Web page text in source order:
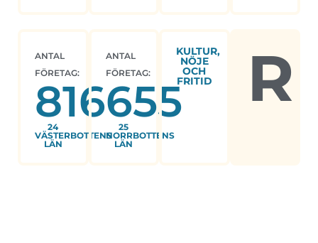
ANTAL
FÖRETAG:
816
24
VÄSTERBOTTENS
LÄN
ANTAL
FÖRETAG:
655
25
NORRBOTTENS
LÄN
KULTUR,
NÖJE
OCH
FRITID R